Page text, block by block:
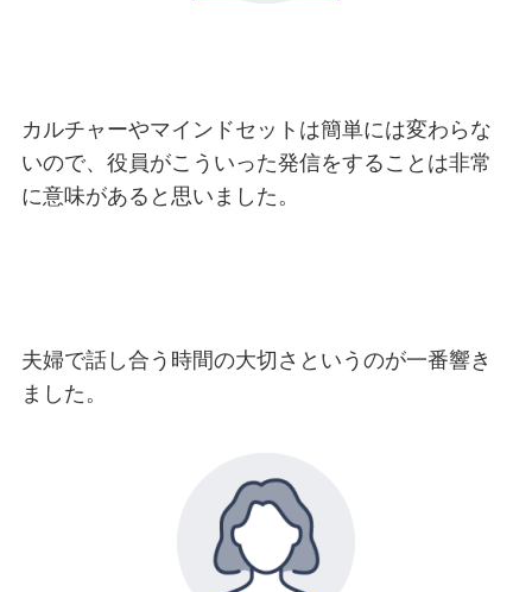
カルチャーやマインドセットは簡単には変わらな
いので、役員がこういった発信をすることは非常
に意味があると思いました。
夫婦で話し合う時間の大切さというのが一番響き
ました。